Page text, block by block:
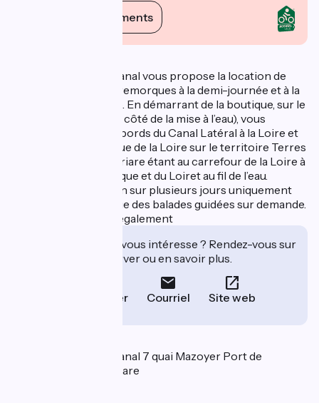
Voir ses engagements
La maison du Pont Canal vous propose la location de
vélos VTC et VAE et remorques à la demi-journée et à la
journée toute l'année. En démarrant de la boutique, sur le
port de commerce (à côté de la mise à l’eau), vous
pourrez profiter des bords du Canal Latéral à la Loire et
du vieux canal ainsi que de la Loire sur le territoire Terres
de Loire et Canaux, Briare étant au carrefour de la Loire à
vélo, de la Scandibérique et du Loiret au fil de l’eau.
Possibilité de location sur plusieurs jours uniquement
pour les V.T.C, ainsi que des balades guidées sur demande.
Réparation de vélos également
Cet établissement vous intéresse ? Rendez-vous sur
leur site pour réserver ou en savoir plus.
Téléphoner Courriel Site web
La Maison du Pont Canal 7 quai Mazoyer Port de
commerce 45250 Briare